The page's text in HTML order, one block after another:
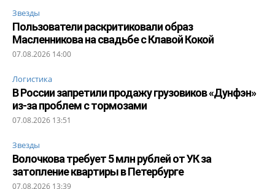
Звезды
Пользователи раскритиковали образ
Масленникова на свадьбе с Клавой Кокой
07.08.2026 14:00
Логистика
В России запретили продажу грузовиков «Дунфэн»
из-за проблем с тормозами
07.08.2026 13:51
Звезды
Волочкова требует 5 млн рублей от УК за
затопление квартиры в Петербурге
07.08.2026 13:39